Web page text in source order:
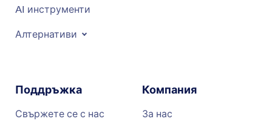
AI инструменти
Алтернативи
Поддръжка
Свържете се с нас
Компания
За нас